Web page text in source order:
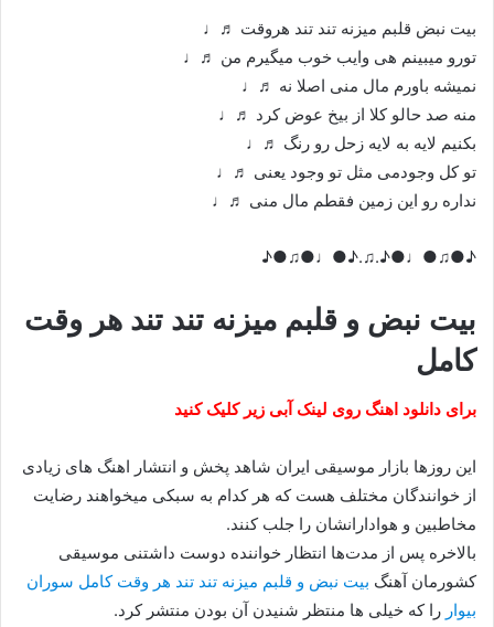
بیت نبض قلبم میزنه تند تند هروقت ♬♩
تورو میبینم هی وایب خوب میگیرم من ♬♩
نمیشه باورم مال منی اصلا نه ♬♩
منه صد حالو کلا از بیخ عوض کرد ♬♩
بکنیم لایه به لایه زحل رو رنگ ♬♩
تو کل وجودمی مثل تو وجود یعنی ♬♩
نداره رو این زمین فقطم مال منی ♬♩
♪●♫●♩●♪.♫.♪●♩●♫●♪
بیت نبض و قلبم میزنه تند تند هر وقت
کامل
برای دانلود اهنگ روی لینک آبی زیر کلیک کنید
این روزها بازار موسیقی ایران شاهد پخش و انتشار اهنگ های زیادی
از خوانندگان مختلف هست که هر کدام به سبکی میخواهند رضایت
مخاطبین و هوادارانشان را جلب کنند.
بالاخره پس از مدت‌ها انتظار خواننده دوست داشتنی موسیقی
کشورمان آهنگ بیت نبض و قلبم میزنه تند تند هر وقت کامل سوران
بیوار را که خیلی ها منتظر شنیدن آن بودن منتشر کرد.